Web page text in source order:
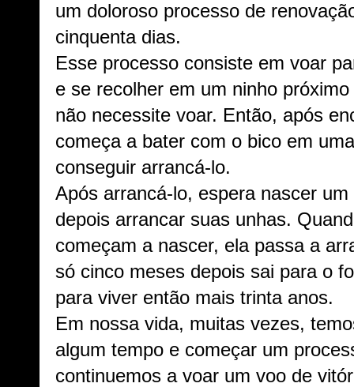
um doloroso processo de
cinquenta dias.
Esse processo consiste em voar
e se recolher em um ninho
não necessite voar. Então, após
começa a bater com o bico em
conseguir arrancá-lo.
Após arrancá-lo, espera nascer
depois arrancar suas unhas.
começam a nascer, ela passa a
só cinco meses depois sai para o
para viver então mais trinta anos.
Em nossa vida, muitas vezes,
algum tempo e começar um
continuemos a voar um voo de